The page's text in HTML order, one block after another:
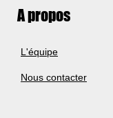
A propos
L'équipe
Nous contacter